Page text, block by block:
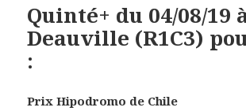
Quinté+ du 04/08/19
Deauville (R1C3)
:
Prix Hipodromo de Chile